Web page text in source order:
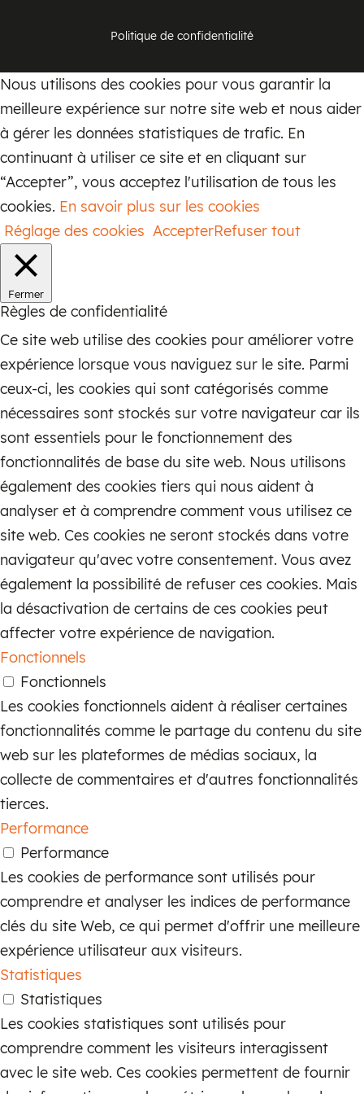
Politique de confidentialité
Nous utilisons des cookies pour vous garantir la
meilleure expérience sur notre site web et nous aider
à gérer les données statistiques de trafic. En
continuant à utiliser ce site et en cliquant sur
“Accepter”, vous acceptez l'utilisation de tous les
cookies. En savoir plus sur les cookies
Réglage des cookies AccepterRefuser tout
Fermer
Règles de confidentialité
Ce site web utilise des cookies pour améliorer votre
expérience lorsque vous naviguez sur le site. Parmi
ceux-ci, les cookies qui sont catégorisés comme
nécessaires sont stockés sur votre navigateur car ils
sont essentiels pour le fonctionnement des
fonctionnalités de base du site web. Nous utilisons
également des cookies tiers qui nous aident à
analyser et à comprendre comment vous utilisez ce
site web. Ces cookies ne seront stockés dans votre
navigateur qu'avec votre consentement. Vous avez
également la possibilité de refuser ces cookies. Mais
la désactivation de certains de ces cookies peut
affecter votre expérience de navigation.
Fonctionnels
Fonctionnels
Les cookies fonctionnels aident à réaliser certaines
fonctionnalités comme le partage du contenu du site
web sur les plateformes de médias sociaux, la
collecte de commentaires et d'autres fonctionnalités
tierces.
Performance
Performance
Les cookies de performance sont utilisés pour
comprendre et analyser les indices de performance
clés du site Web, ce qui permet d'offrir une meilleure
expérience utilisateur aux visiteurs.
Statistiques
Statistiques
Les cookies statistiques sont utilisés pour
comprendre comment les visiteurs interagissent
avec le site web. Ces cookies permettent de fournir